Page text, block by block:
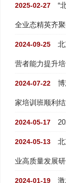
2025-02-27 “
全业态精英齐
2024-09-25
营者能力提升
2024-07-22
家培训班顺利
2024-05-17
2024-05-13
业高质量发展
2024-01-19